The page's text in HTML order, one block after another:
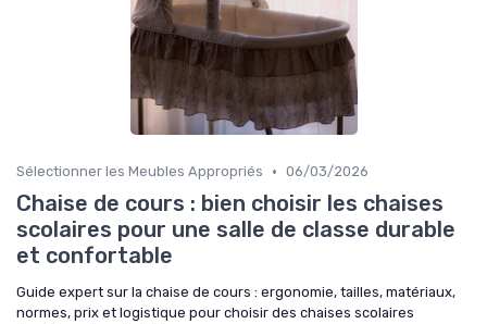
Sélectionner les Meubles Appropriés • 06/03/2026
Chaise de cours : bien choisir les chaises
scolaires pour une salle de classe durable
et confortable
Guide expert sur la chaise de cours : ergonomie, tailles, matériaux,
normes, prix et logistique pour choisir des chaises scolaires